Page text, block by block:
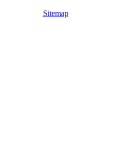
Sitemap